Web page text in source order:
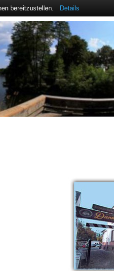
bereitzustellen. Details